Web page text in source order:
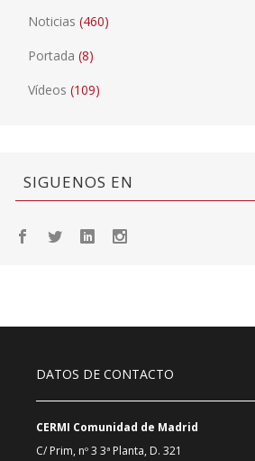
Noticias (460)
Portada (8)
Vídeos (109)
SIGUENOS EN
DATOS DE CONTACTO
CERMI Comunidad de Madrid
C/ Prim, nº 3 3ª Planta, D. 321